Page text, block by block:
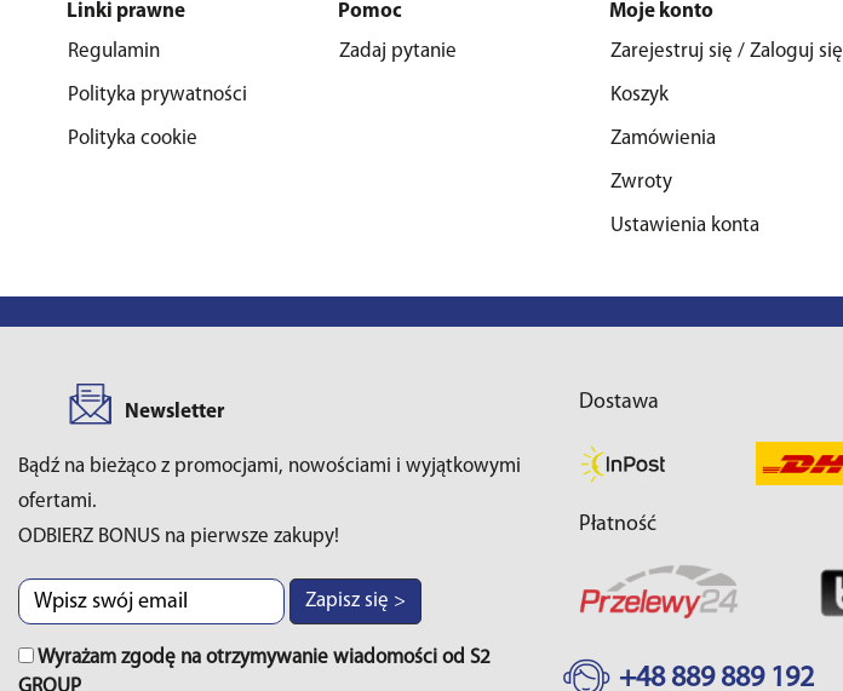
Linki prawne
Regulamin
Polityka prywatności
Polityka cookie
Pomoc
Zadaj pytanie
Moje konto
Zarejestruj się / Zaloguj się
Koszyk
Zamówienia
Zwroty
Ustawienia konta
Newsletter
Bądź na bieżąco z promocjami, nowościami i wyjątkowymi
ofertami.
ODBIERZ BONUS na pierwsze zakupy!
Zapisz się >
Wyrażam zgodę na otrzymywanie wiadomości od S2
GROUP
Dostawa
Płatność
+48 889 889 192